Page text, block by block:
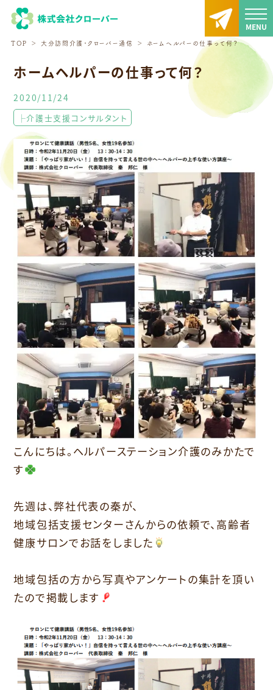
TOP 大分訪問介護・クローバー通信 ホームヘルパーの仕事って何？
ホームヘルパーの仕事って何？
2020/11/24
├介護士支援コンサルタント
こんにちは。ヘルパーステーション介護のみかたで
す
先週は、弊社代表の秦が、
地域包括支援センターさんからの依頼で、高齢者
健康サロンでお話をしました
地域包括の方から写真やアンケートの集計を頂い
たので掲載します